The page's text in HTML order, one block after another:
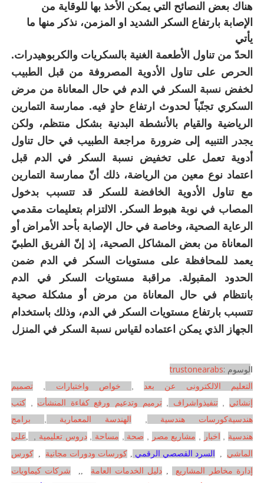
هناك بعض النصائح التي يمكن الأخذ بها للوقاية من
الإصابة بارتفاع السكر الشديد او المزمن، نذكر منها ما
يأتي
الحدّ من تناول الأطعمة الغنية بالسكريات والكربوهيدرات.
الحرص على تناول الأدوية المصروفة من قبل الطبيب
لخفض نسبة السكر في الدم في حال المعاناة من مرض
السكري تجنّباً لحدوث ارتفاع حادٍ فيه. ممارسة التمارين
الرياضية والقيام بالأنشطة البدنية بشكل منتظم، ولكن
يجدر التنبيه إلى ضرورة مراجعة الطبيب في حال تناول
أدوية تعمل على تخفيض نسبة السكر في الدم قبل
اعتماد نوع معين من الرياضة، ذلك أنّ ممارسة التمارين
مع تناول الأدوية الخافضة للسكر قد تتسبب بدخول
المصاب في نوبة هبوط السكر. الالتزام بتعليمات مقدمي
الرعاية الصحية، وخاصة في حال الإصابة بأحد الأمراض أو
المعاناة من بعض المشاكل الصحية، إذ إنّ الفريق الطبيّ
يعمد للمحافظة على مستويات السكر في الدم ضمن
الحدود المقبولة. مراقبة مستويات السكر في الدم
بانتظام في حال المعاناة من مرض أو مشكلة صحية
تتسبب بارتفاع مستويات السكر في الدم، وذلك باستخدام
الجهاز الذي يمكن اعتماده لقياس نسبة السكر في المنزل
الوسوم :trustonearabs
التعليم الالكترونى عن بعد خواص واختبارات ,تصميم
إنشائي ,تنفيذواشراف ,ترميم وتدعيم ورفع كفاءة المنشأت ,كتب
هندسيةكورسات هندسية الهندسة المعمارية
برامج
هندسية
اخبار مشاريع مصر صحة مساحة ,دروس تعليمية ,علي
الماشي
, السرد القصصي الرقمي , كورسات ودورات مجانية ,كورس
إدارة مخاطر المشاريع
, دليل الخدمات العامة ,
,
شركات كيماويات